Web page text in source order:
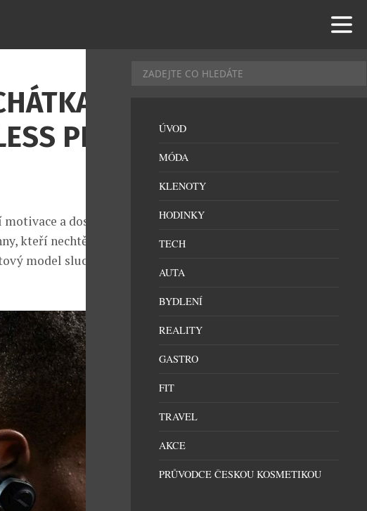
PRO
a dosažení
kteří nechtějí při
model sluchátek
ÚVOD
MÓDA
KLENOTY
HODINKY
TECH
AUTA
BYDLENÍ
REALITY
GASTRO
FIT
TRAVEL
AKCE
PRŮVODCE ČESKOU KOSMETIKOU